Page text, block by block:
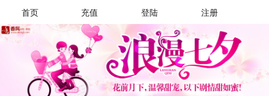
首页 充值 登陆 注册